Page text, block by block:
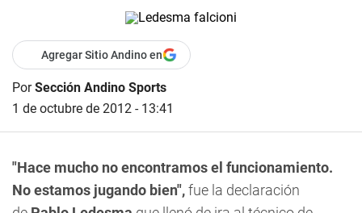
Agregar Sitio Andino en
PorSección Andino Sports
1 de octubre de 2012 - 13:41
"Hace mucho no encontramos el funcionamiento.
No estamos jugando bien",fue la declaración